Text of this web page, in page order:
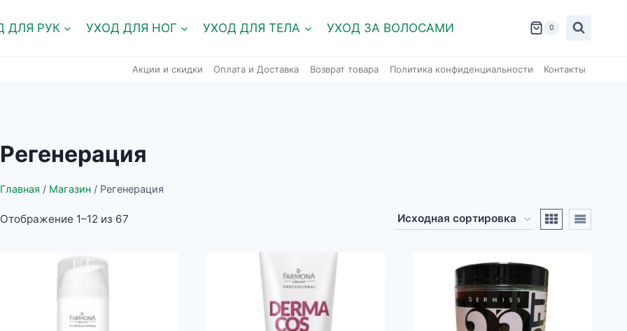
ДЛЯ РУК УХОД ДЛЯ НОГ УХОД ДЛЯ ТЕЛА УХОД ЗА ВОЛОСАМИ 0
Акции и скидки Оплата и Доставка Возврат товара Политика конфиденциальности Контакты
Pегенерация
Главная / Магазин / Pегенерация
Отображение 1–12 из 67